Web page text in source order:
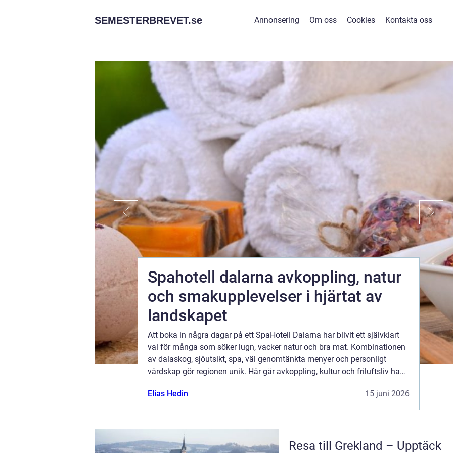
SEMESTERBREVET.se Annonsering Om oss Cookies Kontakta oss
Spahotell dalarna avkoppling, natur
och smakupplevelser i hjärtat av
landskapet
Att boka in några dagar på ett SpaHotell Dalarna har blivit ett självklart
val för många som söker lugn, vacker natur och bra mat. Kombinationen
av dalaskog, sjöutsikt, spa, väl genomtänkta menyer och personligt
värdskap gör regionen unik. Här går avkoppling, kultur och friluftsliv hand
Elias Hedin
15 juni 2026
Resa till Grekland – Upptäck